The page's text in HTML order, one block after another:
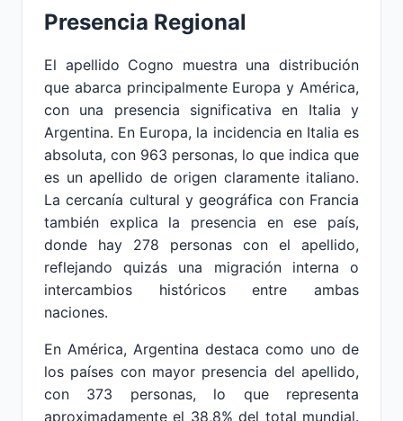
Presencia Regional
El apellido Cogno muestra una distribución
que abarca principalmente Europa y América,
con una presencia significativa en Italia y
Argentina. En Europa, la incidencia en Italia es
absoluta, con 963 personas, lo que indica que
es un apellido de origen claramente italiano.
La cercanía cultural y geográfica con Francia
también explica la presencia en ese país,
donde hay 278 personas con el apellido,
reflejando quizás una migración interna o
intercambios históricos entre ambas
naciones.
En América, Argentina destaca como uno de
los países con mayor presencia del apellido,
con 373 personas, lo que representa
aproximadamente el 38,8% del total mundial.